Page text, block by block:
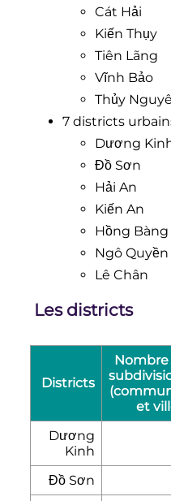
Cát Hải
Kiến Thụy
Tiên Lãng
Vĩnh Bảo
Thủy
7 districts
Dương
Đồ Sơn
Hải An
Kiến An
Hồng Bàng
Ngô Quyền
Lê Chân
Les districts
Districts
Nombre
et
Dương
Kinh
Đồ Sơn